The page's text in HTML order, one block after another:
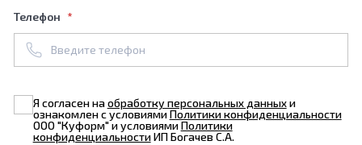
Телефон
Я согласен наобработку персональных данныхи
ознакомлен с условиямиПолитики конфиденциальности
ООО "Куформ" и условиямиПолитики
конфиденциальностиИП Богачев С.А.